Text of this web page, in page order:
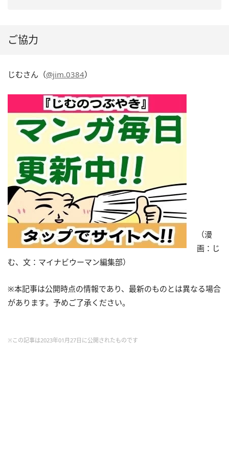
ご協力
じむさん（@jim.0384）
（漫
画：じ
む、文：マイナビウーマン編集部）
※本記事は公開時点の情報であり、最新のものとは異なる場合
があります。予めご了承ください。
※この記事は2023年01月27日に公開されたものです